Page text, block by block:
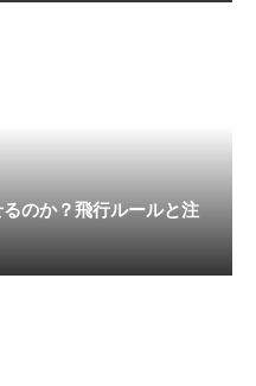
のか？飛行ルールと注